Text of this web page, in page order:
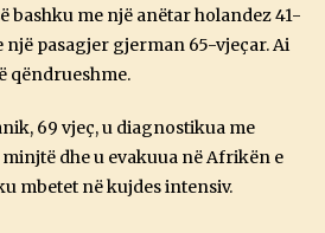
bashku me një anëtar holandez 41-
një pasagjer gjerman 65-vjeçar. Ai
qëndrueshme.
69 vjeç, u diagnostikua me
dhe u evakuua në Afrikën e
mbetet në kujdes intensiv.